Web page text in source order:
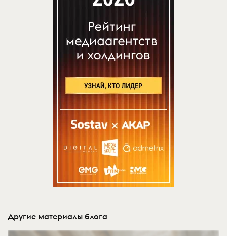
Другие материалы блога